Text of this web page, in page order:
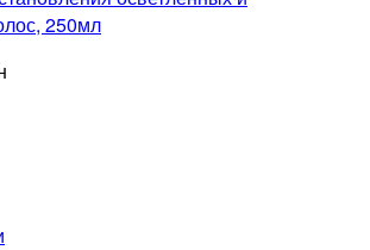
250мл